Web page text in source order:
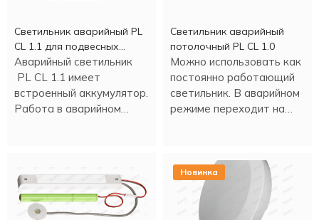
Светильник аварийный PL
CL 1.1 для подвесных
потолков
Аварийный светильник
PL CL 1.1 имеет
встроенный аккумулятор.
Работа в аварийном
Светильник аварийный
потолочный PL CL 1.0
Можно использовать как
постоянно работающий
светильник. В аварийном
режиме переходит на
Новинка